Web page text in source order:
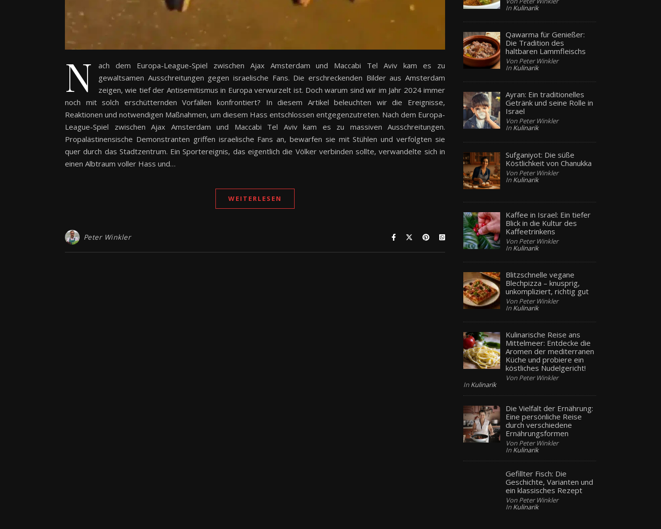
N
ach dem Europa-League-Spiel zwischen Ajax Amsterdam und Maccabi Tel Aviv kam es zu
gewaltsamen Ausschreitungen gegen israelische Fans. Die erschreckenden Bilder aus Amsterdam
zeigen, wie tief der Antisemitismus in Europa verwurzelt ist. Doch warum sind wir im Jahr 2024 immer
noch mit solch erschütternden Vorfällen konfrontiert? In diesem Artikel beleuchten wir die Ereignisse,
Reaktionen und notwendigen Maßnahmen, um diesem Hass entschlossen entgegenzutreten. Nach dem Europa-
League-Spiel zwischen Ajax Amsterdam und Maccabi Tel Aviv kam es zu massiven Ausschreitungen.
Propalästinensische Demonstranten griffen israelische Fans an, bewarfen sie mit Stühlen und verfolgten sie
quer durch das Stadtzentrum. Ein Sportereignis, das eigentlich die Völker verbinden sollte, verwandelte sich in
einen Albtraum voller Hass und…
WEITERLESEN
Peter Winkler
In Kulinarik
Qawarma für Genießer:
Die Tradition des
haltbaren Lammfleischs
Von Peter Winkler
In Kulinarik
Ayran: Ein traditionelles
Getränk und seine Rolle in
Israel
Von Peter Winkler
In Kulinarik
Sufganiyot: Die süße
Köstlichkeit von Chanukka
Von Peter Winkler
In Kulinarik
Kaffee in Israel: Ein tiefer
Blick in die Kultur des
Kaffeetrinkens
Von Peter Winkler
In Kulinarik
Blitzschnelle vegane
Blechpizza – knusprig,
unkompliziert, richtig gut
Von Peter Winkler
In Kulinarik
Kulinarische Reise ans
Mittelmeer: Entdecke die
Aromen der mediterranen
Küche und probiere ein
köstliches Nudelgericht!
Von Peter Winkler
In Kulinarik
Die Vielfalt der Ernährung:
Eine persönliche Reise
durch verschiedene
Ernährungsformen
Von Peter Winkler
In Kulinarik
Gefillter Fisch: Die
Geschichte, Varianten und
ein klassisches Rezept
Von Peter Winkler
In Kulinarik